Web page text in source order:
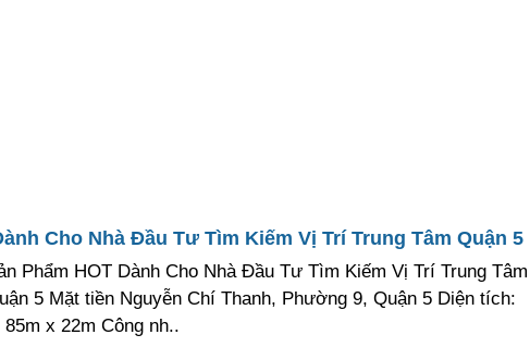
Cho Nhà Đầu Tư Tìm Kiếm Vị Trí Trung Tâm Quận 5
Phẩm HOT Dành Cho Nhà Đầu Tư Tìm Kiếm Vị Trí Trung Tâm
5 Mặt tiền Nguyễn Chí Thanh, Phường 9, Quận 5 Diện tích:
85m x 22m Công nh..